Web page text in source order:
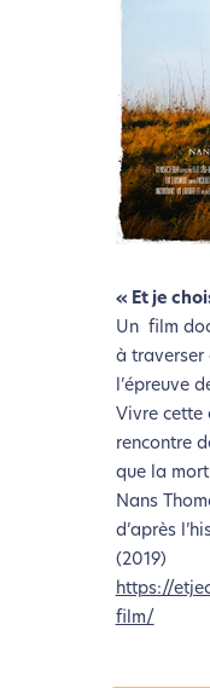
« Et je
Un film
à traverser
l’épreuve
Vivre cette
rencontre
que la
Nans
d’après
(2019)
https://
film/